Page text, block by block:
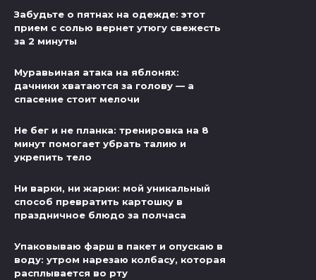
Забудьте о пятнах на одежде: этот
прием с солью вернет утюгу свежесть
за 2 минуты
Муравьиная атака на яблонях:
дачники хватаются за голову — а
спасение стоит мелочи
Не бег и не планка: тренировка на 8
минут помогает убрать талию и
укрепить тело
Ни варки, ни жарки: мой уникальный
способ превратить картошку в
праздничное блюдо за полчаса
Упаковываю фарш в пакет и опускаю в
воду: утром нарезаю колбасу, которая
расплывается во рту